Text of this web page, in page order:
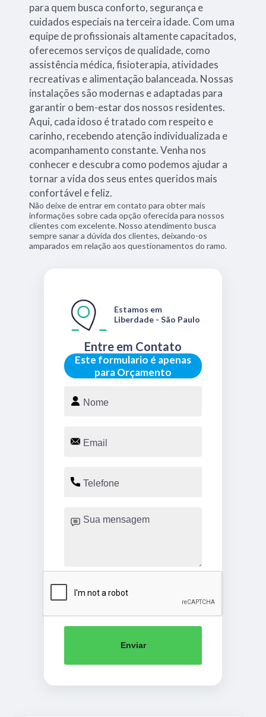
para quem busca conforto, segurança e
cuidados especiais na terceira idade. Com uma
equipe de profissionais altamente capacitados,
oferecemos serviços de qualidade, como
assistência médica, fisioterapia, atividades
recreativas e alimentação balanceada. Nossas
instalações são modernas e adaptadas para
garantir o bem-estar dos nossos residentes.
Aqui, cada idoso é tratado com respeito e
carinho, recebendo atenção individualizada e
acompanhamento constante. Venha nos
conhecer e descubra como podemos ajudar a
tornar a vida dos seus entes queridos mais
confortável e feliz.
Não deixe de entrar em contato para obter mais
informações sobre cada opção oferecida para nossos
clientes com excelente. Nosso atendimento busca
sempre sanar a dúvida dos clientes, deixando-os
amparados em relação aos questionamentos do ramo.
Este formulario é apenas
para Orçamento
Entre em Contato
Estamos em
Liberdade - São Paulo
Enviar